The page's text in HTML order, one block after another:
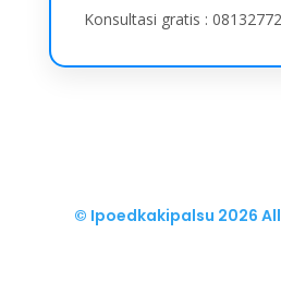
Konsultasi gratis :
© Ipoedkakipalsu 2026